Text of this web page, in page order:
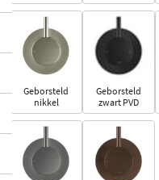
Geborsteld
nikkel
Geborsteld
zwart PVD